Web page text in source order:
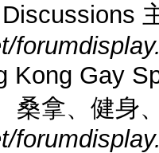
Kong Gay
桑拿、健身